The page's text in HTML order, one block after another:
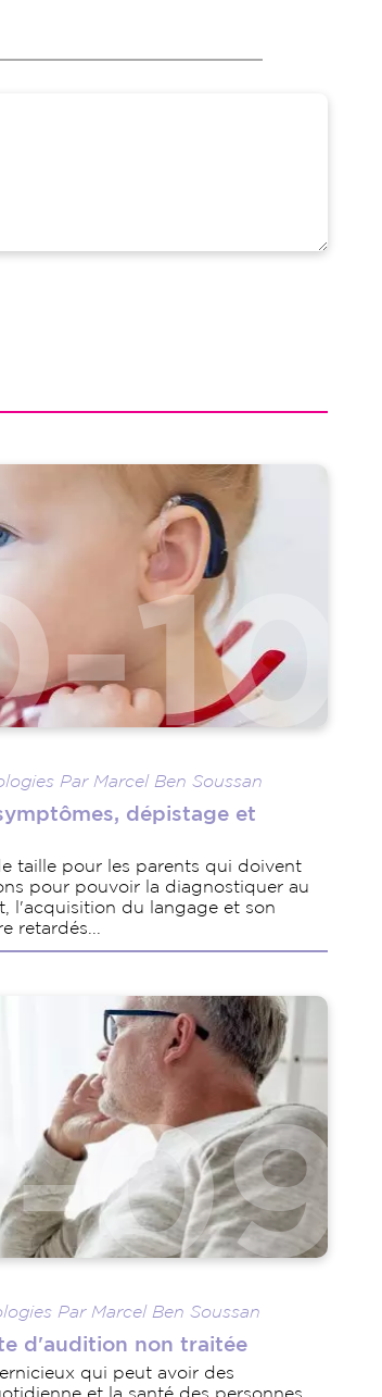
Par Marcel Ben Soussan
dépistage et
taille pour les parents qui doivent
pour pouvoir la diagnostiquer au
l'acquisition du langage et son
retardés...
Par Marcel Ben Soussan
d'audition non traitée
qui peut avoir des